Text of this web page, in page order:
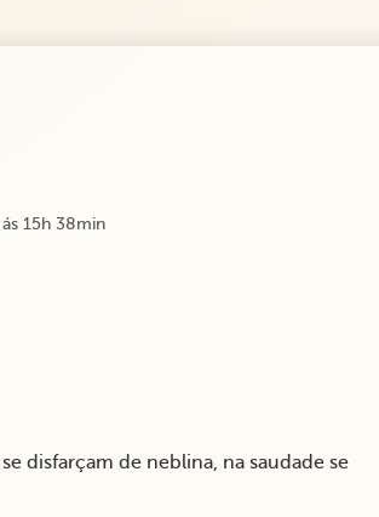
15h 38min
disfarçam de neblina, na saudade se